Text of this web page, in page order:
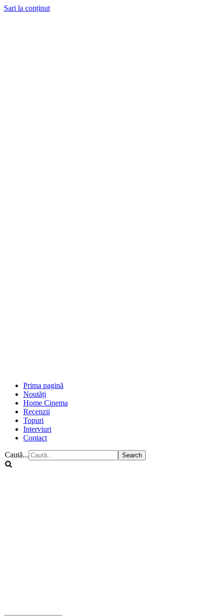
Sari la conținut
Prima pagină
Noutăți
Home Cinema
Recenzii
Topuri
Interviuri
Contact
Caută...